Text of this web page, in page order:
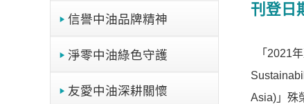
信譽中油品牌精神
淨零中油綠色守護
友愛中油深耕關懷
刊登日
「2021
Asia)」殊